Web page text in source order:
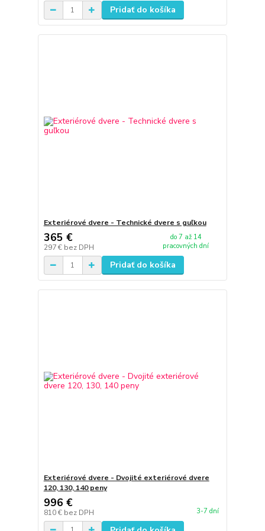
Pridať do košíka
Exteriérové dvere - Technické dvere s guľkou
365 €
297 € bez DPH
do 7 až 14
pracovných dní
Pridať do košíka
Exteriérové dvere - Dvojité exteriérové dvere
120, 130, 140 peny
996 €
810 € bez DPH 3-7 dní